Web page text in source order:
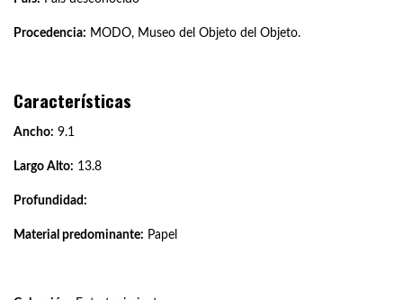
Procedencia: MODO, Museo del Objeto del Objeto.
Características
Ancho: 9.1
Largo Alto: 13.8
Profundidad:
Material predominante: Papel